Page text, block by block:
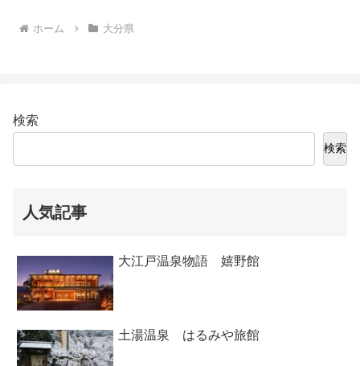
ホーム 大分県
検索
検索
人気記事
大江戸温泉物語 嬉野館
土湯温泉 はるみや旅館